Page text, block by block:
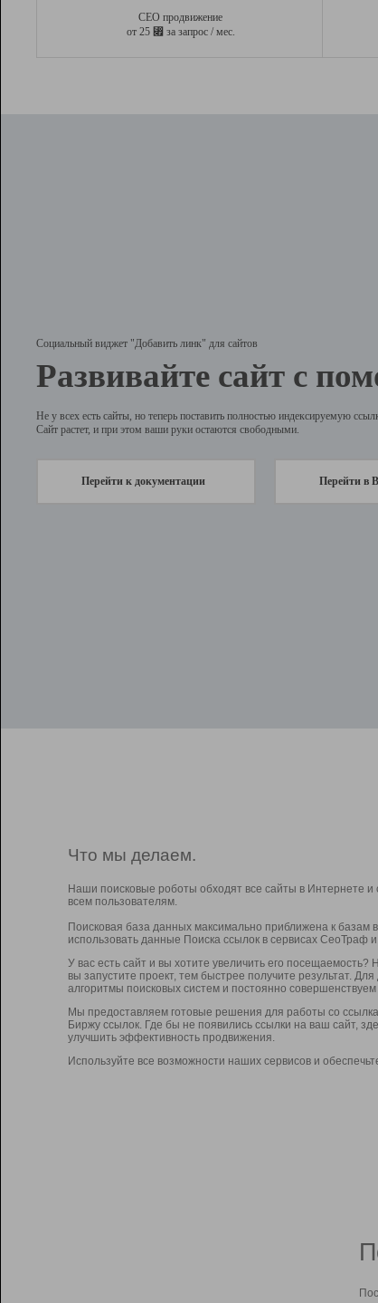
СЕО продвижение
от 25 ⃏ за запрос / мес.
Социальный виджет "Добавить линк" для сайтов
Развивайте сайт с
Не у всех есть сайты, но теперь поставить полностью индексируемую
Сайт растет, и при этом ваши руки остаются свободными.
Перейти к документации Перейти в
Что мы делаем.
Наши поисковые роботы обходят все сайты в Интернете
всем пользователям.
Поисковая база данных максимально приближена к базам
использовать данные Поиска ссылок в сервисах СеоТраф
У вас есть сайт и вы хотите увеличить его
вы запустите проект, тем быстрее получите результат.
алгоритмы поисковых систем и постоянно
Мы предоставляем готовые решения для работы со
Биржу ссылок. Где бы не появились ссылки на ваш сайт,
улучшить эффективность продвижения.
Используйте все возможности наших сервисов и